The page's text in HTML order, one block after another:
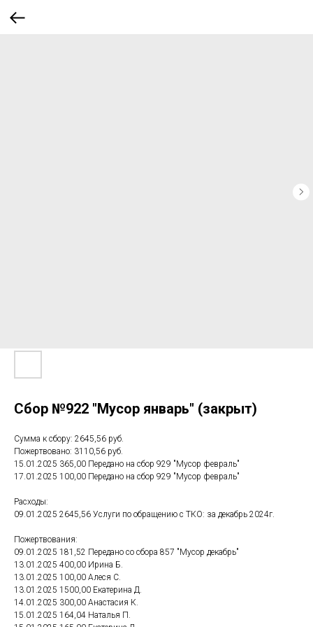
Сбор №922 "Мусор январь" (закрыт)
Сумма к сбору: 2645,56 руб.
Пожертвовано: 3110,56 руб.
15.01.2025 365,00 Передано на сбор 929 "Мусор февраль"
17.01.2025 100,00 Передано на сбор 929 "Мусор февраль"
Расходы:
09.01.2025 2645,56 Услуги по обращению с ТКО: за декабрь 2024г.
Пожертвования:
09.01.2025 181,52 Передано со сбора 857 "Мусор декабрь"
13.01.2025 400,00 Ирина Б.
13.01.2025 100,00 Алеся С.
13.01.2025 1500,00 Екатерина Д.
14.01.2025 300,00 Анастасия К.
15.01.2025 164,04 Наталья П.